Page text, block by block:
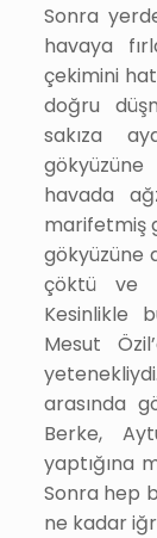
Sonra
havaya
çekimini
doğru
sakıza
havada
marifetmiş
gökyüzüne
çöktü ve
Kesinlikle
Mesut
arasında
Berke,
yaptığına
Sonra hep
ne kadar